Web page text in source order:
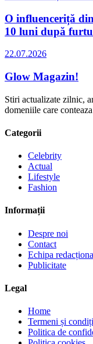
O influenceriță
10 luni după
22.07.2026
Glow Magazin!
Stiri actualizate zilnic,
domeniile care
Categorii
Celebrity
Actual
Lifestyle
Fashion
Informații
Despre noi
Contact
Echipa
Publicitate
Legal
Home
Termeni și
Politica de